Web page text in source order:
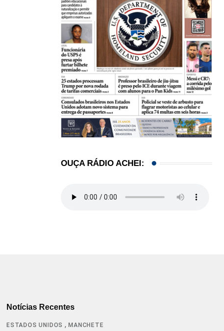
OUÇA RÁDIO ACHEI:
Notícias Recentes
ESTADOS UNIDOS ,MANCHETE